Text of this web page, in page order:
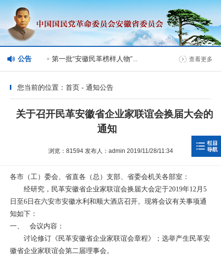
公告
情况 第一批“安徽民革榜样人物”人选公示 查看更多
您当前的位置：首页 - 通知公告
关于召开民革安徽省企业家联谊会换届大会的
通知
浏览：81594 发布人：admin 2019/11/28/11:34
各市（工）委会、省直各（总）支部、省委会机关各部室：
经研究，民革安徽省企业家联谊会换届大会定于2019年12月5
日至6日在六安市安徽水利和顺大酒店召开。现将会议有关事项通
知如下：
一、 会议内容：
讨论修订《民革安徽省企业家联谊会章程》；选举产生民革安
徽省企业家联谊会第二届理事会。